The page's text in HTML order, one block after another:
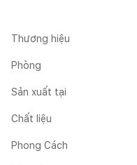
Thương hiệu
Phòng
Sản xuất tại
Chất liệu
Phong Cách